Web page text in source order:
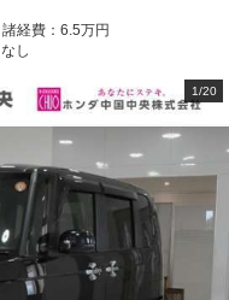
諸経費： 6.5万円
なし
1/20